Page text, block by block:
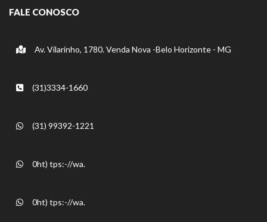
FALE CONOSCO
Av. Vilarinho, 1780. Venda Nova -Belo Horizonte - MG
(31)3334-1660
(31) 99392-1221
0ht) tps:-//wa.
0ht) tps:-//wa.